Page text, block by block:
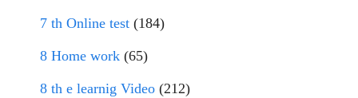
7 th Online test (184)
8 Home work (65)
8 th e learnig Video (212)